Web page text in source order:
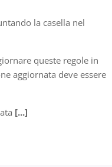
la casella nel
queste regole in
aggiornata deve essere
[...]